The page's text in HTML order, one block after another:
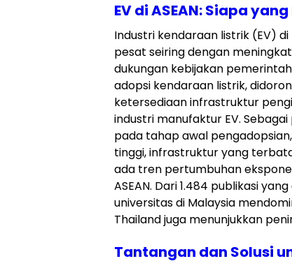
EV di ASEAN: Siapa
Industri kendaraan listrik (EV)
pesat seiring dengan
dukungan kebijakan
adopsi kendaraan listrik,
ketersediaan infrastruktur
industri manufaktur EV.
pada tahap awal
tinggi, infrastruktur yang
ada tren pertumbuhan
ASEAN. Dari 1.484 publikasi
universitas di Malaysia
Thailand juga menunjukkan
Tantangan dan Solusi